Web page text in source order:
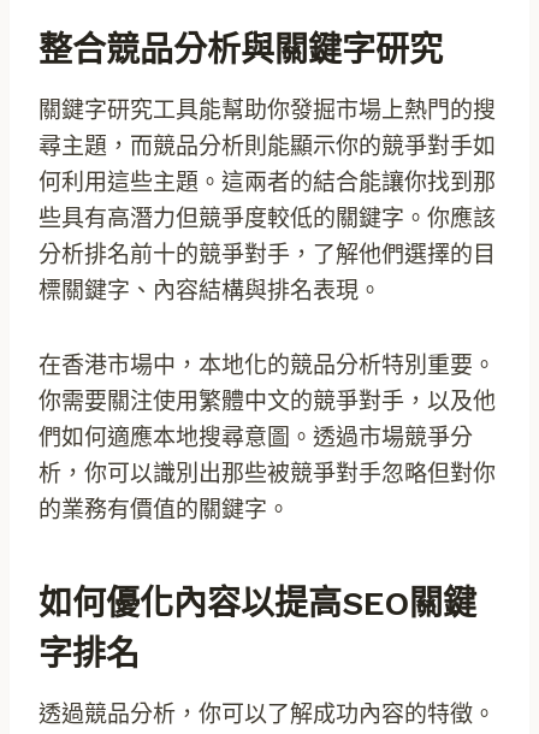
整合競品分析與關鍵字研究
關鍵字研究工具能幫助你發掘市場上熱門的搜
尋主題，而競品分析則能顯示你的競爭對手如
何利用這些主題。這兩者的結合能讓你找到那
些具有高潛力但競爭度較低的關鍵字。你應該
分析排名前十的競爭對手，了解他們選擇的目
標關鍵字、內容結構與排名表現。
在香港市場中，本地化的競品分析特別重要。
你需要關注使用繁體中文的競爭對手，以及他
們如何適應本地搜尋意圖。透過市場競爭分
析，你可以識別出那些被競爭對手忽略但對你
的業務有價值的關鍵字。
如何優化內容以提高SEO關鍵
字排名
透過競品分析，你可以了解成功內容的特徵。